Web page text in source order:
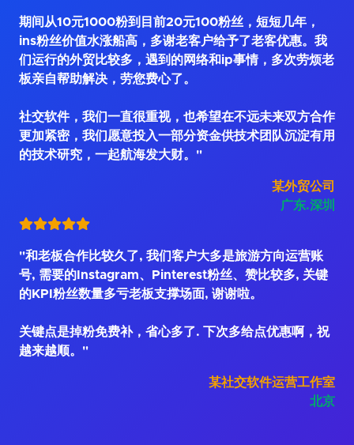
期间从10元1000粉到目前20元100粉丝，短短几年，
ins粉丝价值水涨船高，多谢老客户给予了老客优惠。我
们运行的外贸比较多，遇到的网络和ip事情，多次劳烦老
板亲自帮助解决，劳您费心了。
社交软件，我们一直很重视，也希望在不远未来双方合作
更加紧密，我们愿意投入一部分资金供技术团队沉淀有用
的技术研究，一起航海发大财。"
某外贸公司
广东.深圳
"和老板合作比较久了, 我们客户大多是旅游方向运营账
号, 需要的Instagram、Pinterest粉丝、赞比较多, 关键
的KPI粉丝数量多亏老板支撑场面, 谢谢啦。
关键点是掉粉免费补，省心多了. 下次多给点优惠啊，祝
越来越顺。"
某社交软件运营工作室
北京